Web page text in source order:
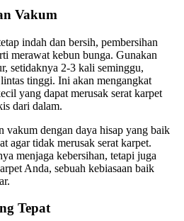
Vakum
indah dan bersih, pembersihan
merawat kebun bunga. Gunakan
setidaknya 2-3 kali seminggu,
tinggi. Ini akan mengangkat
yang dapat merusak serat karpet
dari dalam.
vakum dengan daya hisap yang baik
agar tidak merusak serat karpet.
menjaga kebersihan, tetapi juga
Anda, sebuah kebiasaan baik
Tepat